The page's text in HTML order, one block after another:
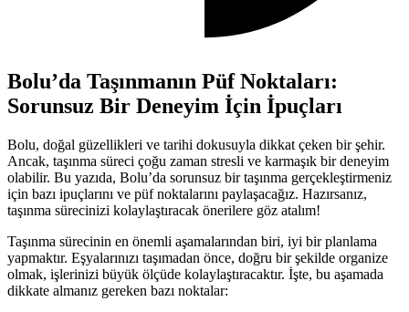
Bolu’da Taşınmanın Püf Noktaları:
Sorunsuz Bir Deneyim İçin İpuçları
Bolu, doğal güzellikleri ve tarihi dokusuyla dikkat çeken bir şehir.
Ancak, taşınma süreci çoğu zaman stresli ve karmaşık bir deneyim
olabilir. Bu yazıda, Bolu’da sorunsuz bir taşınma gerçekleştirmeniz
için bazı ipuçlarını ve püf noktalarını paylaşacağız. Hazırsanız,
taşınma sürecinizi kolaylaştıracak önerilere göz atalım!
Taşınma sürecinin en önemli aşamalarından biri, iyi bir planlama
yapmaktır. Eşyalarınızı taşımadan önce, doğru bir şekilde organize
olmak, işlerinizi büyük ölçüde kolaylaştıracaktır. İşte, bu aşamada
dikkate almanız gereken bazı noktalar: